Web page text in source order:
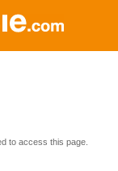
to access this page.